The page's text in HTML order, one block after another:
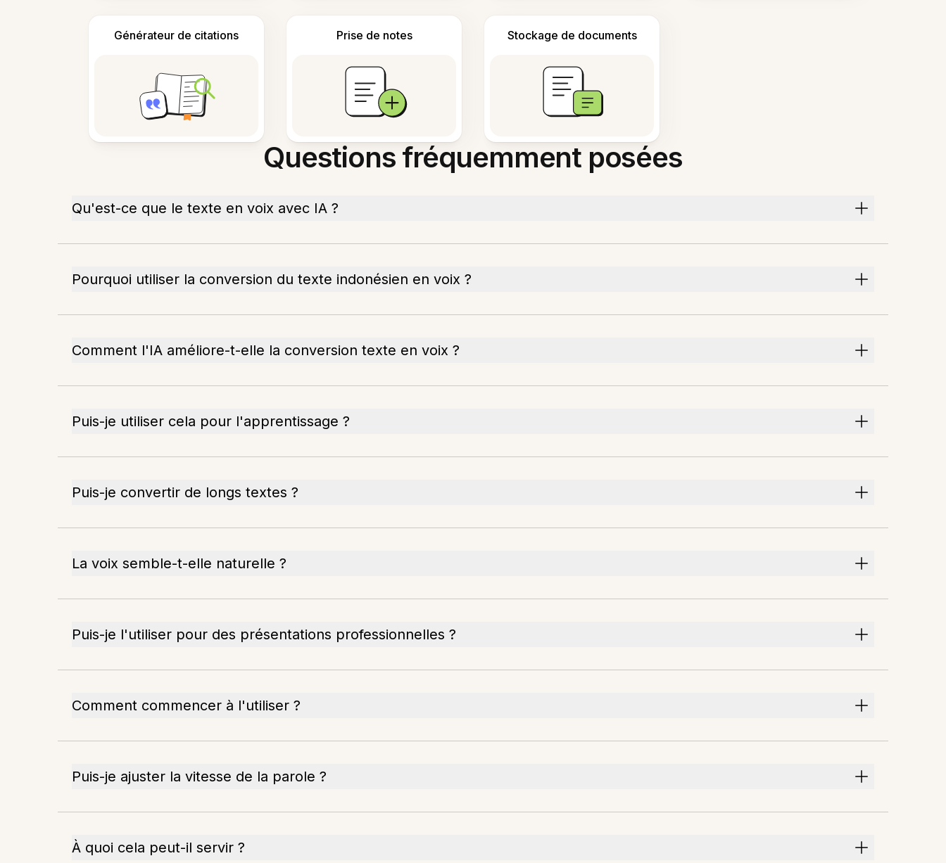
Générateur de citations Prise de notes Stockage de documents
Questions fréquemment posées
Qu'est-ce que le texte en voix avec IA ?
Pourquoi utiliser la conversion du texte indonésien en voix ?
Comment l'IA améliore-t-elle la conversion texte en voix ?
Puis-je utiliser cela pour l'apprentissage ?
Puis-je convertir de longs textes ?
La voix semble-t-elle naturelle ?
Puis-je l'utiliser pour des présentations professionnelles ?
Comment commencer à l'utiliser ?
Puis-je ajuster la vitesse de la parole ?
À quoi cela peut-il servir ?